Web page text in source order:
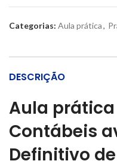
Categorias: Aula prática,
DESCRIÇÃO
Aula
Contábeis
Definitivo